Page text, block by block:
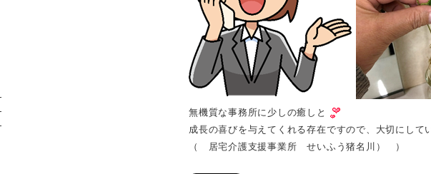
無機質な事務所に少しの癒しと
成長の喜びを与えてくれる存在ですので、大切にして
（ 居宅介護支援事業所 せいふう猪名川） ）